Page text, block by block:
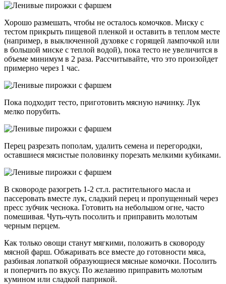
Хорошо размешать, чтобы не осталось комочков. Миску с
тестом прикрыть пищевой пленкой и оставить в теплом месте
(например, в выключенной духовке с горящей лампочкой или
в большой миске с теплой водой), пока тесто не увеличится в
объеме минимум в 2 раза. Рассчитывайте, что это произойдет
примерно через 1 час.
Пока подходит тесто, приготовить мясную начинку. Лук
мелко порубить.
Перец разрезать пополам, удалить семена и перегородки,
оставшиеся мясистые половинку порезать мелкими кубиками.
В сковороде разогреть 1-2 ст.л. растительного масла и
пассеровать вместе лук, сладкий перец и пропущенный через
пресс зубчик чеснока. Готовить на небольшом огне, часто
помешивая. Чуть-чуть посолить и приправить молотым
черным перцем.
Как только овощи станут мягкими, положить в сковороду
мясной фарш. Обжаривать все вместе до готовности мяса,
разбивая лопаткой образующиеся мясные комочки. Посолить
и поперчить по вкусу. По желанию приправить молотым
кумином или сладкой паприкой.